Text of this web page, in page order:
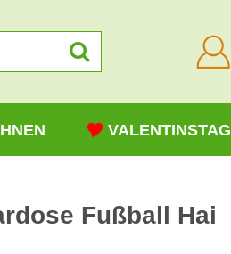
VALENTINSTAG
Fußball Hai